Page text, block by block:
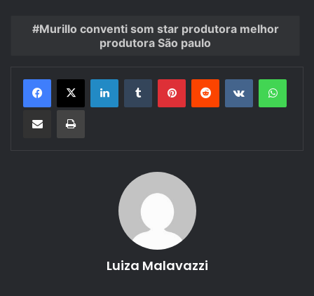
Murillo conventi som star produtora melhor
produtora São paulo
LinkedinTumblr PinterestReddit VK
Compartilhar via e-mail Imprimir
Luiza Malavazzi